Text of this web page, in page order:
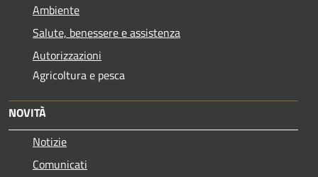
Ambiente
Salute, benessere e assistenza
Autorizzazioni
Agricoltura e pesca
NOVITÀ
Notizie
Comunicati